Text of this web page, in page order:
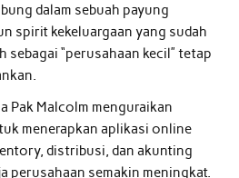
dalam sebuah payung
spirit kekeluargaan yang sudah
sebagai “perusahaan kecil” tetap
Pak Malcolm menguraikan
menerapkan aplikasi online
distribusi, dan akunting
perusahaan semakin meningkat.